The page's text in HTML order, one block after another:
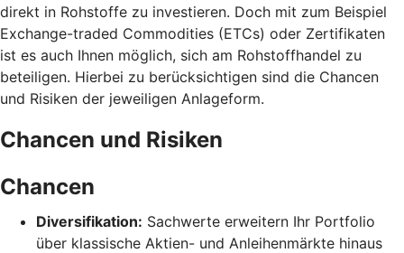
direkt in Rohstoffe zu investieren. Doch mit zum Beispiel
Exchange-traded Commodities (ETCs) oder Zertifikaten
ist es auch Ihnen möglich, sich am Rohstoffhandel zu
beteiligen. Hierbei zu berücksichtigen sind die Chancen
und Risiken der jeweiligen Anlageform.
Chancen und Risiken
Chancen
Diversifikation: Sachwerte erweitern Ihr Portfolio
über klassische Aktien- und Anleihenmärkte hinaus